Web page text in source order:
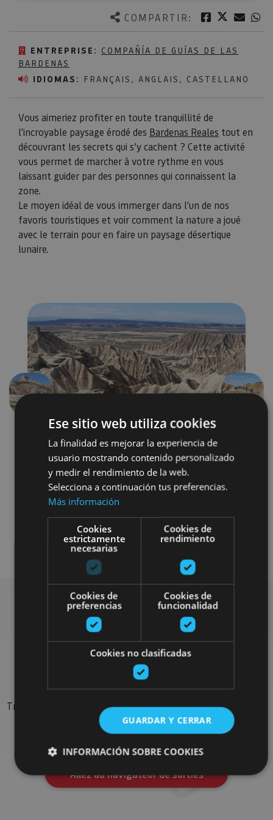
COMPARTIR: Facebook
Twitter
ENTREPRISE: COMPAÑÍA DE GUÍAS DE LAS
BARDENAS
IDIOMAS: FRANÇAIS, ANGLAIS, CASTELLANO
Vous aimeriez profiter en toute tranquillité de
l'incroyable paysage érodé des Bardenas Reales tout en
découvrant les secrets qui s’y cachent ? Cette activité
vous permet de marcher à votre rythme en vous
laissant guider par des personnes qui connaissent la
zone.
Le moyen idéal de vous immerger dans l'un de nos
favoris touristiques et voir comment la nature a joué
avec le terrain pour en faire un paysage désertique
lunaire.
Suivant
Senderismo y montaña
Visitas guiadas
Rechercher plus de
sorties
Trouvez des sorties et des propositions pour compléter votre
séjour en Navarre : activités organisées, visites et les
évènements-phares de l'agenda
Allez au navigateur de sorties
Ese sitio web utiliza cookies
La finalidad es mejorar la experiencia de
usuario mostrando contenido personalizado
y medir el rendimiento de la web.
Selecciona a continuación tus preferencias.
Más información
Cookies
estrictamente
necesarias
Cookies de
rendimiento
Cookies de
preferencias
Cookies de
funcionalidad
Cookies no clasificadas
GUARDAR Y CERRAR
INFORMACIÓN SOBRE COOKIES